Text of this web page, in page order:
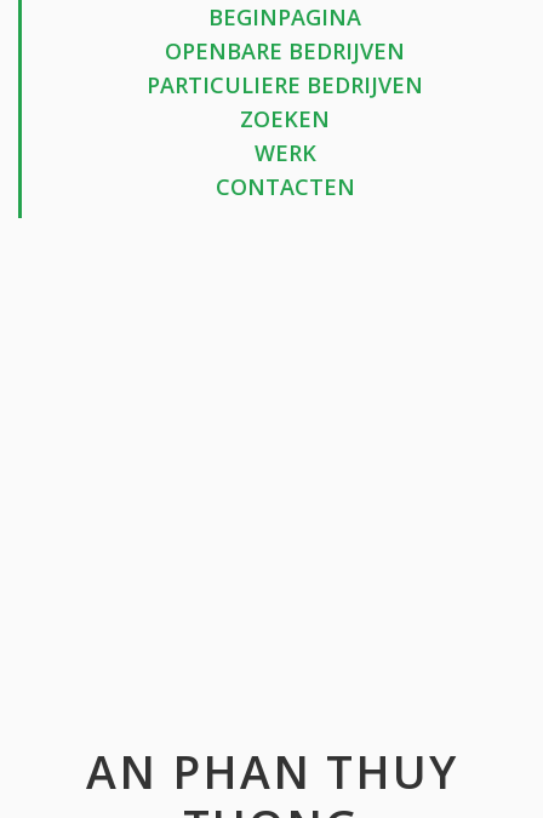
BEGINPAGINA
OPENBARE BEDRIJVEN
PARTICULIERE BEDRIJVEN
ZOEKEN
WERK
CONTACTEN
AN PHAN THUY